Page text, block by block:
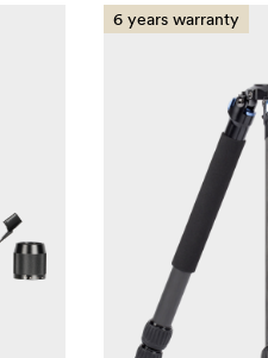
6 years warranty